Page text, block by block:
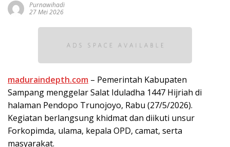
Purnawihadi
27 Mei 2026
maduraindepth.com – Pemerintah Kabupaten
Sampang menggelar Salat Iduladha 1447 Hijriah di
halaman Pendopo Trunojoyo, Rabu (27/5/2026).
Kegiatan berlangsung khidmat dan diikuti unsur
Forkopimda, ulama, kepala OPD, camat, serta
masyarakat.